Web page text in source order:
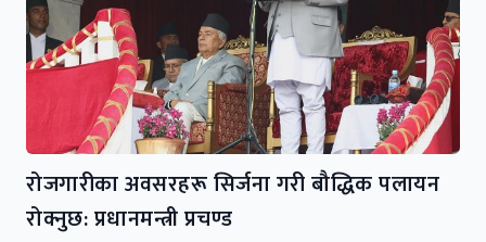
रोजगारीका अवसरहरू सिर्जना गरी बौद्धिक पलायन
रोक्नुछ: प्रधानमन्त्री प्रचण्ड